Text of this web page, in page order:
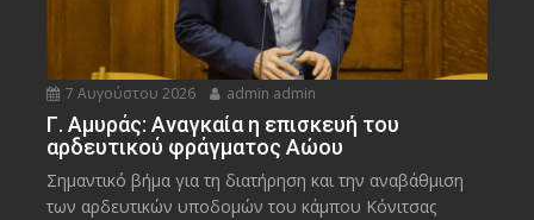
7 Αυγούστου 2026 admin admin
Γ. Αμυράς: Αναγκαία η επισκευή του
αρδευτικού φράγματος Αώου
Σημαντικό βήμα για τη διατήρηση και την αναβάθμιση
των αρδευτικών υποδομών του κάμπου Κόνιτσας